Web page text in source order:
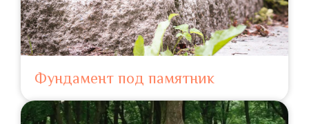
Фундамент под памятник